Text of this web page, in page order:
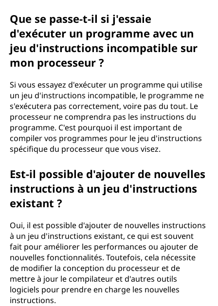
Que se passe-t-il si j'essaie
d'exécuter un programme avec un
jeu d'instructions incompatible sur
mon processeur ?
Si vous essayez d'exécuter un programme qui utilise
un jeu d'instructions incompatible, le programme ne
s'exécutera pas correctement, voire pas du tout. Le
processeur ne comprendra pas les instructions du
programme. C'est pourquoi il est important de
compiler vos programmes pour le jeu d'instructions
spécifique du processeur que vous visez.
Est-il possible d'ajouter de nouvelles
instructions à un jeu d'instructions
existant ?
Oui, il est possible d'ajouter de nouvelles instructions
à un jeu d'instructions existant, ce qui est souvent
fait pour améliorer les performances ou ajouter de
nouvelles fonctionnalités. Toutefois, cela nécessite
de modifier la conception du processeur et de
mettre à jour le compilateur et d'autres outils
logiciels pour prendre en charge les nouvelles
instructions.